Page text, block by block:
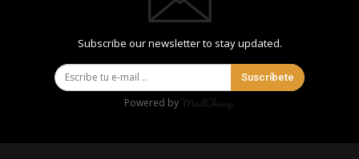
Subscribe our newsletter to stay updated.
Suscríbete
Powered by